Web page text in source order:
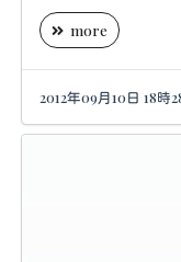
more
2012年09月10日 18時